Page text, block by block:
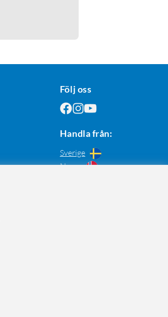
Följ oss
Handla från:
Sverige
Norge